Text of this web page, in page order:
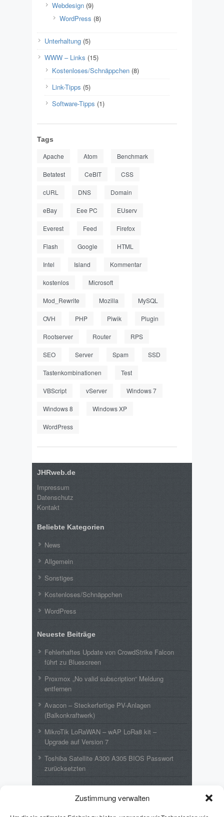
Zustimmung verwalten
Webdesign (9)
WordPress (8)
Unterhaltung (5)
WWW – Links (15)
Kostenloses/Schnäppchen (8)
Link-Tipps (5)
Software-Tipps (1)
Tags
Apache Atom Benchmark
Betatest CeBIT CSS
cURL DNS Domain
eBay Eee PC EUserv
Everest Feed Firefox
Flash Google HTML
Intel Island Kommentar
kostenlos Microsoft
Mod_Rewrite Mozilla MySQL
OVH PHP Piwik Plugin
Rootserver Router RPS
SEO Server Spam SSD
Tastenkombinationen Test
VBScript vServer Windows 7
Windows 8 Windows XP
WordPress
JHRweb.de
Impressum
Datenschutz
Kontakt
Beliebte Kategorien
News
Allgemein
Sonstiges
Kostenloses/Schnäppchen
WordPress
Neueste Beiträge
Fehlerhaftes Update von CrowdStrike Falcon
führt zu Bluescreen
Proxmox „No valid subscription“ Meldung
entfernen
Avacon – Steckerfertige PV-Anlagen
(Balkonkraftwerk)
MikroTik LoRaWAN – wAP LoRa8 kit –
Upgrade auf Version 7
Toshiba Satellite A300 A305 BIOS Passwort
zurücksetzten